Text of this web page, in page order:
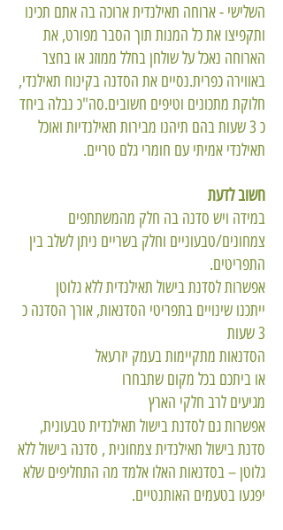
השלישי - ארוחה תאילנדית ארוכה בה אתם תכינו
ותקפיצו את כל המנות תוך הסבר מפורט, את
הארוחה נאכל על שולחן בחלל ממוזג או בחצר
באווירה כפרית.נסיים את הסדנה בקינוח תאילנדי,
חלוקת מתכונים וטיפים חשובים.סה"כ נבלה ביחד
כ 3 שעות בהם תיהנו מבירות תאילנדיות ואוכל
תאילנדי אמיתי עם חומרי גלם טריים.
חשוב לדעת
במידה ויש סדנה בה חלק מהמשתתפים
צמחונים/טבעוניים וחלק בשריים ניתן לשלב בין
התפריטים.
אפשרות לסדנת בישול תאילנדית ללא גלוטן
ייתכנו שינויים בתפריטי הסדנאות, אורך הסדנה כ
3 שעות
הסדנאות מתקיימות בעמק יזרעאל
או ביתכם בכל מקום שתבחרו
מגיעים לרב חלקי הארץ
אפשרות גם לסדנת בישול תאילנדית טבעונית,
סדנת בישול תאילנדית צמחונית , סדנה בישול ללא
גלוטן – בסדנאות האלו אלמד מה התחליפים שלא
יפגעו בטעמים האותנטיים.